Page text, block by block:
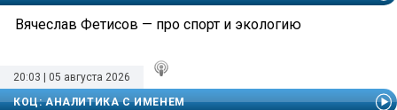
Вячеслав Фетисов — про спорт и экологию
20:03 | 05 августа 2026
КОЦ: АНАЛИТИКА С ИМЕНЕМ